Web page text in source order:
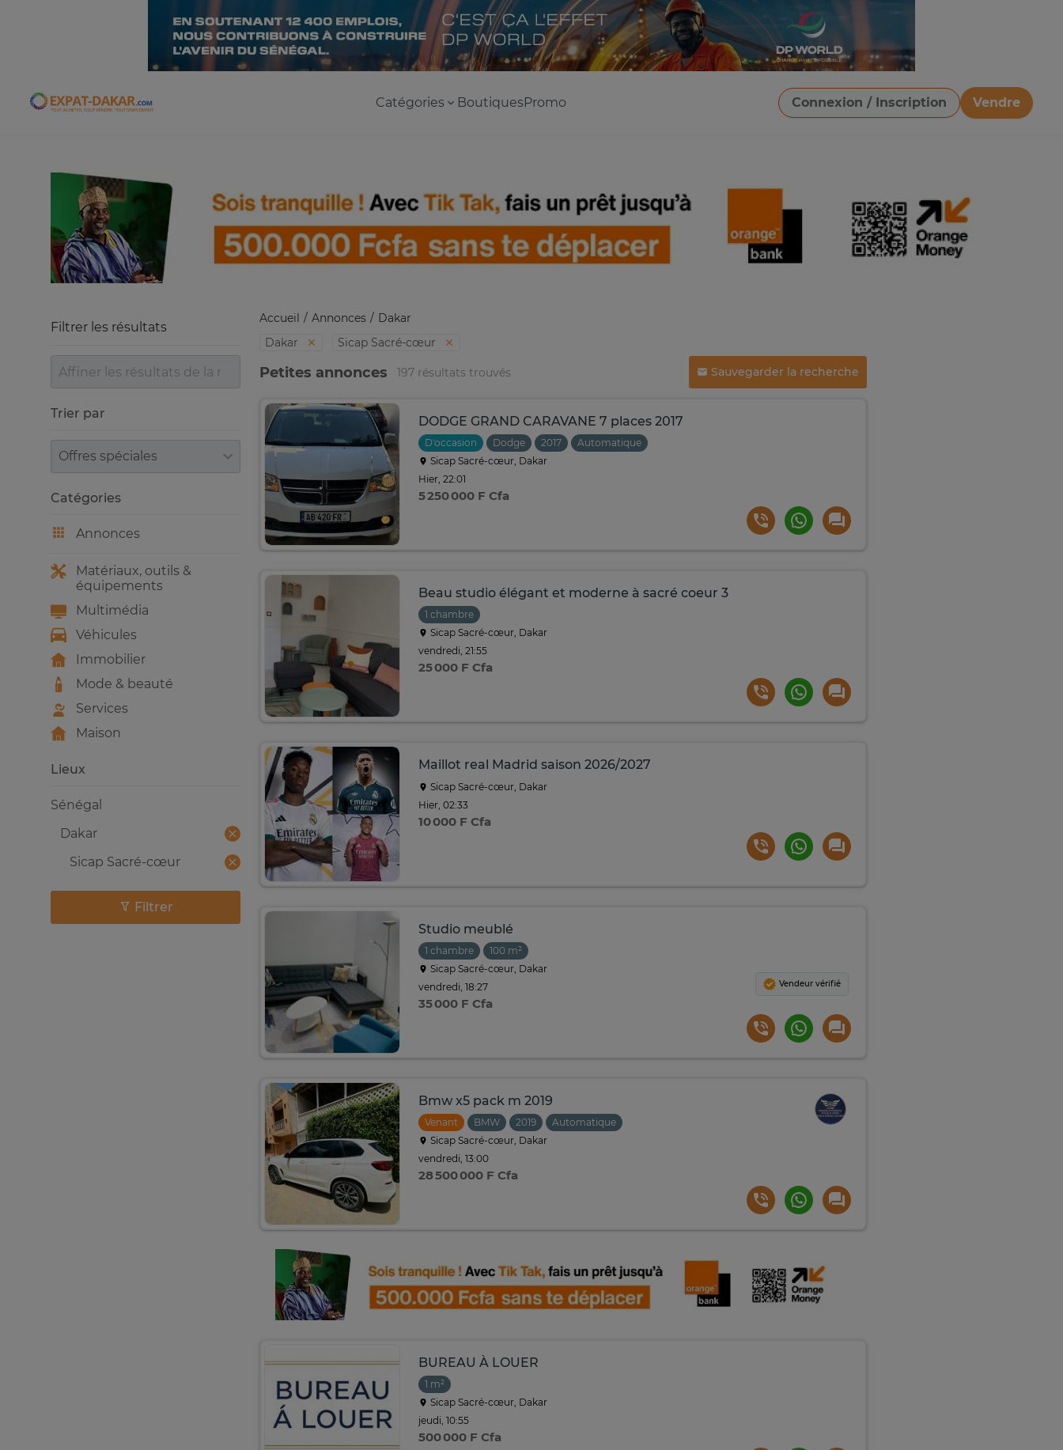
Expat-Dakar Catégories BoutiquesPromo Connexion / Inscription
Vendre
Télécharger une image
Accueil Annonces
Dakar
Dakar
Sicap Sacré-cœur
Petites annonces 197 résultats trouvés Sauvegarder la recherche
DODGE GRAND CARAVANE 7 places 2017
D'occasion Dodge 2017
Automatique
Sicap Sacré-cœur, Dakar
Hier, 22:01
5 250 000 F Cfa
Beau studio élégant et moderne à sacré coeur 3
1 chambre
Sicap Sacré-cœur, Dakar
vendredi, 21:55
25 000 F Cfa
Maillot real Madrid saison 2026/2027
Sicap Sacré-cœur, Dakar
Hier, 02:33
10 000 F Cfa
Studio meublé
1 chambre
100 m²
Sicap Sacré-cœur, Dakar
vendredi, 18:27
35 000 F Cfa
Vendeur vérifié
Bmw x5 pack m 2019
Venant BMW 2019
Automatique
Sicap Sacré-cœur, Dakar
vendredi, 13:00
28 500 000 F Cfa
BUREAU À LOUER
1 m²
Sicap Sacré-cœur, Dakar
jeudi, 10:55
500 000 F Cfa
Filtrer les résultats
Trier par
Trier par
Catégories
Annonces
Matériaux, outils &
équipements
Multimédia
Véhicules
Immobilier
Mode & beauté
Services
Maison
Lieux
Sénégal
Dakar
Sicap Sacré-cœur
Filtrer